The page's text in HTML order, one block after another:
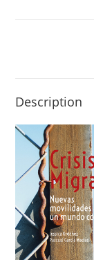
Description